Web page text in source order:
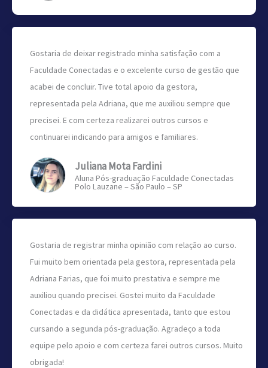
Gostaria de deixar registrado minha satisfação com a
Faculdade Conectadas e o excelente curso de gestão que
acabei de concluir. Tive total apoio da gestora,
representada pela Adriana, que me auxiliou sempre que
precisei. E com certeza realizarei outros cursos e
continuarei indicando para amigos e familiares.
Juliana Mota Fardini
Aluna Pós-graduação Faculdade Conectadas
Polo Lauzane – São Paulo – SP
Gostaria de registrar minha opinião com relação ao curso.
Fui muito bem orientada pela gestora, representada pela
Adriana Farias, que foi muito prestativa e sempre me
auxiliou quando precisei. Gostei muito da Faculdade
Conectadas e da didática apresentada, tanto que estou
cursando a segunda pós-graduação. Agradeço a toda
equipe pelo apoio e com certeza farei outros cursos. Muito
obrigada!